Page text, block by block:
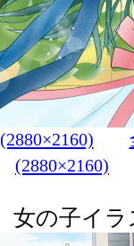
(2880×2160)
女の子イ